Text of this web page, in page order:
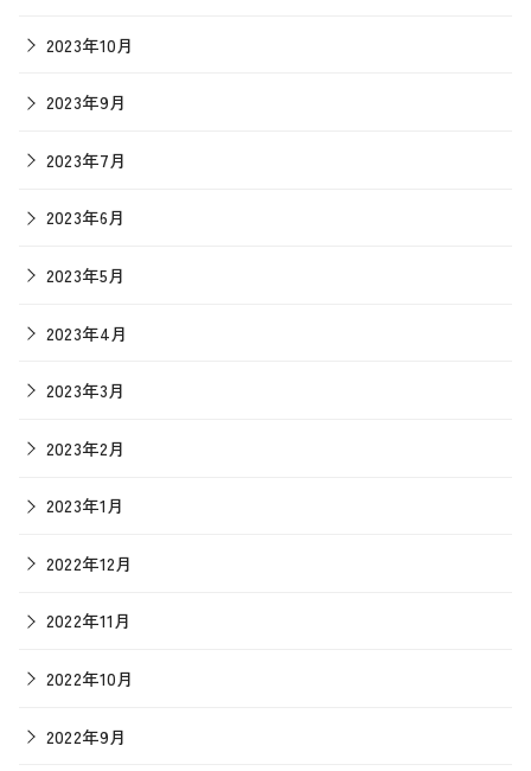
2023年10月
2023年9月
2023年7月
2023年6月
2023年5月
2023年4月
2023年3月
2023年2月
2023年1月
2022年12月
2022年11月
2022年10月
2022年9月